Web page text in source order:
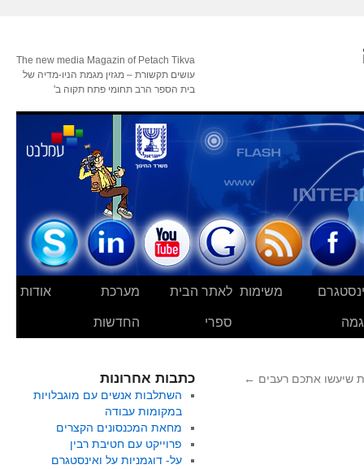
The new media Magazin of Petach Tikva
עושים תקשורת – מגזין מגמת הניו-מדיה של
בית הספר הרב תחומי פתח תקוה ב'
משימות לאתר הבית
ספרי
מערכת
החדשות
אודות
שיעשו אתכם רעבים ← כתבות אחרונות
השתלבות אנשים עם מוגבלויות
במקומות עבודה
מחאת המכנסונים הקצרים
פרוייקט עם חטיבת רבין
על- דוגמניות על ואינסטגרם